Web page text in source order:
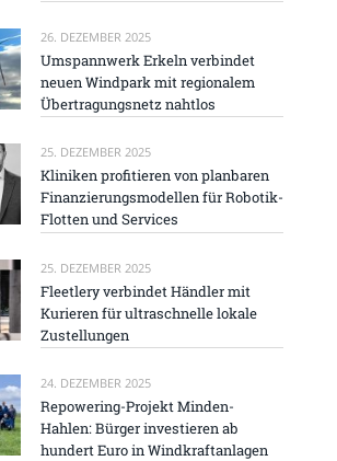
26. DEZEMBER 2025
Umspannwerk Erkeln verbindet
neuen Windpark mit regionalem
Übertragungsnetz nahtlos
25. DEZEMBER 2025
Kliniken profitieren von planbaren
Finanzierungsmodellen für Robotik-
Flotten und Services
25. DEZEMBER 2025
Fleetlery verbindet Händler mit
Kurieren für ultraschnelle lokale
Zustellungen
24. DEZEMBER 2025
Repowering-Projekt Minden-
Hahlen: Bürger investieren ab
hundert Euro in Windkraftanlagen